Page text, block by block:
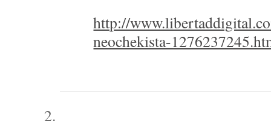
http://
neochekista-